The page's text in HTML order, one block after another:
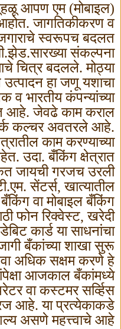
आपण एम (मोबाइल)
जागतिकीकरण व
स्वरूपच बदलत
संकल्पना
चित्र बदलले. मोठ्या
उत्पादन हा जणू यशाचा
व भारतीय कंपन्यांच्या
आहे. जेवढे काम कराल
कल्चर अवतरले आहे.
काम करण्याच्या
उदा. बँकिंग क्षेत्रात
जायची गरजच उरली
सेंटर्स,खात्यातील
वा मोबाइल बँकिंग
फोन रिक्वेस्ट,खरेदी
कार्ड या साधनांचा
बँकांच्या शाखा सुरू
अधिक सक्षम करणे हे
आजकाल बँकांमध्ये
वा कस्टमर सर्व्हिस
आहे. या प्रत्येकाकडे
असणे महत्त्वाचे आहे.